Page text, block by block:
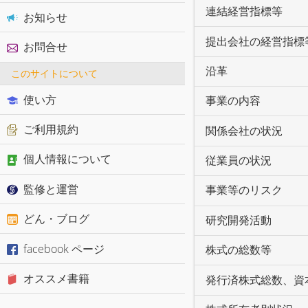
連結経営指標等
提出会社の経営指標
沿革
事業の内容
関係会社の状況
従業員の状況
事業等のリスク
研究開発活動
株式の総数等
発行済株式総数、資
お知らせ
お問合せ
このサイトについて
使い方
ご利用規約
個人情報について
監修と運営
どん・ブログ
facebook ページ
オススメ書籍